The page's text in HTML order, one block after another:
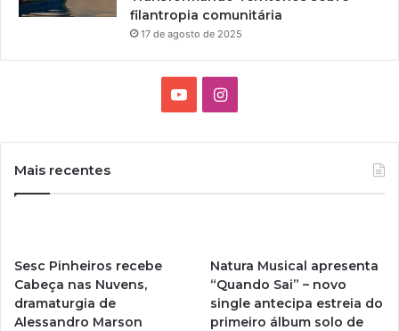
filantropia comunitária
17 de agosto de 2025
T
I
t
g
r
Mais recentes
Sesc Pinheiros recebe
Cabeça nas Nuvens,
dramaturgia de
Alessandro Marson
Natura Musical apresenta
“Quando Sai” – novo
single antecipa estreia do
primeiro álbum solo de